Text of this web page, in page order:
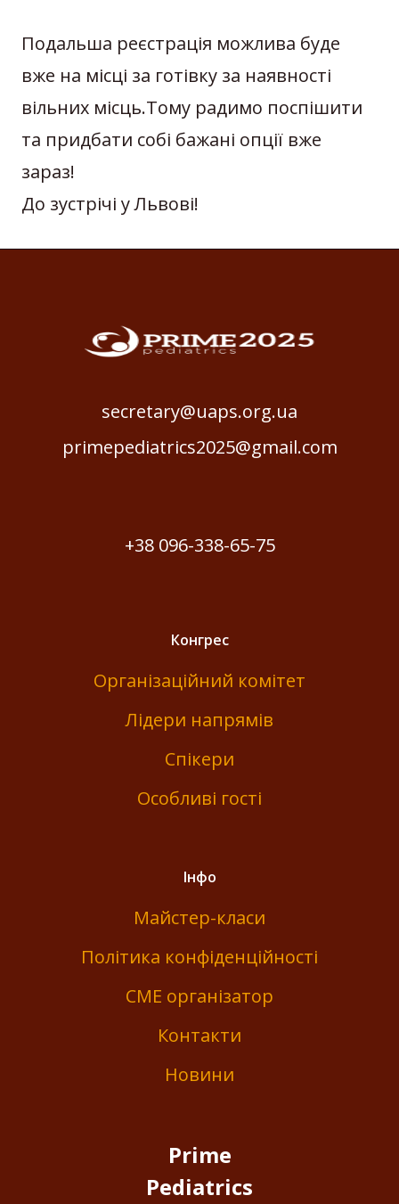
Подальша реєстрація можлива буде
вже на місці за готівку за наявності
вільних місць.Тому радимо поспішити
та придбати собі бажані опції вже
зараз!
До зустрічі у Львові!
secretary@uaps.org.ua
primepediatrics2025@gmail.com
+38 096-338-65-75
Конгрес
Організаційний комітет
Лідери напрямів
Спікери
Особливі гості
Інфо
Майстер-класи
Політика конфіденційності
СМЕ організатор
Контакти
Новини
Prime
Pediatrics